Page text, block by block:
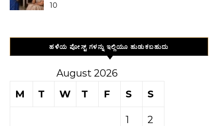
10
ಹಳೆಯ ಪೋಸ್ಟ್ ಗಳನ್ನು ಇಲ್ಲಿಯೂ ಹುಡುಕಬಹುದು
August 2026
M
T W T F S S
1 2